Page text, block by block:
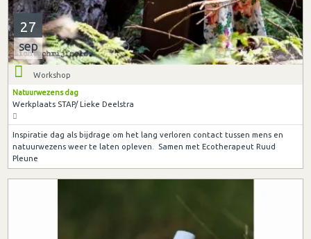
27
sep
Workshop
Natuurwezens dag
Werkplaats STAP/ Lieke Deelstra
Inspiratie dag als bijdrage om het lang verloren contact tussen mens en
natuurwezens weer te laten opleven. Samen met Ecotherapeut Ruud
Pleune